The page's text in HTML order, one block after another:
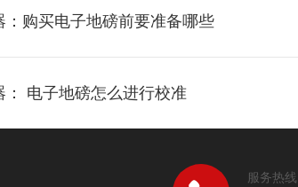
：购买电子地磅前要准备哪些
： 电子地磅怎么进行校准
服务热线